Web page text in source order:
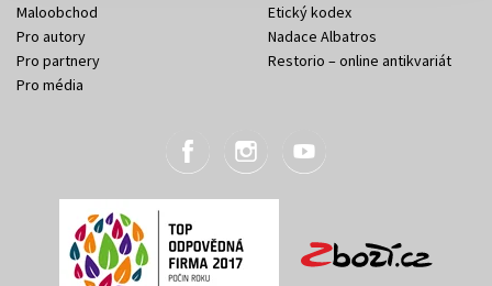
Maloobchod
Pro autory
Pro partnery
Pro média
Etický kodex
Nadace Albatros
Restorio – online antikvariát